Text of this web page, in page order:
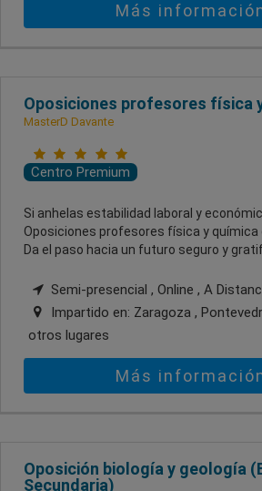
Más
Oposiciones profesores física
MasterD Davante
Centro Premium
Si anhelas estabilidad laboral y
Oposiciones profesores física y química
Da el paso hacia un futuro seguro y
Semi-presencial , Online , A
Impartido en: Zaragoza ,
otros lugares
Más
Oposición biología y geología
Secundaria)